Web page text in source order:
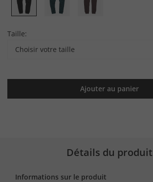
Taille:
Choisir votre taille
Ajouter au panier
Détails du produit
Informations sur le produit